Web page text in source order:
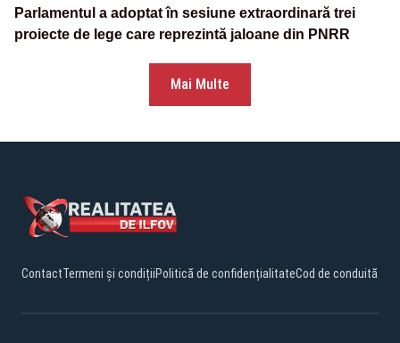
Parlamentul a adoptat în sesiune extraordinară trei
proiecte de lege care reprezintă jaloane din PNRR
Mai Multe
ContactTermeni și condițiiPolitică de confidențialitateCod de conduită